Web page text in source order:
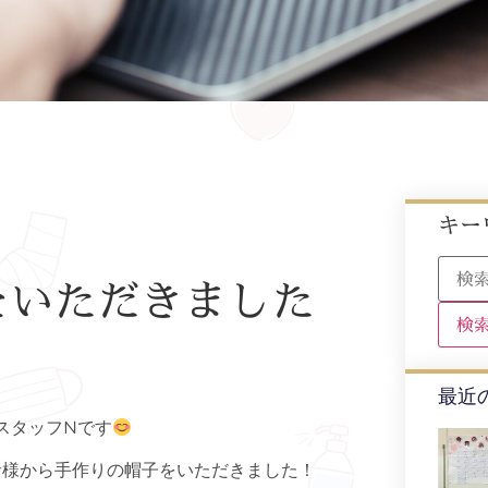
ただきました
タッフNです
から手作りの帽子をいただきました！
キ
最近